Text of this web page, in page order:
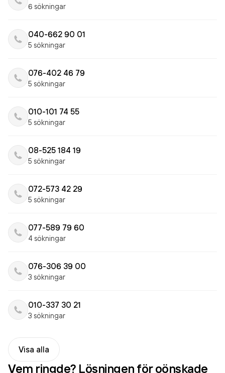
6 sökningar
040-662 90 01
5 sökningar
076-402 46 79
5 sökningar
010-101 74 55
5 sökningar
08-525 184 19
5 sökningar
072-573 42 29
5 sökningar
077-589 79 60
4 sökningar
076-306 39 00
3 sökningar
010-337 30 21
3 sökningar
Visa alla
Vem ringde? Lösningen för oönskade